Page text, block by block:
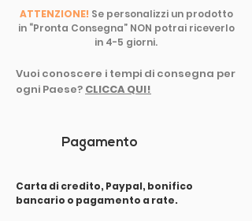
ATTENZIONE! Se personalizzi un prodotto
in “Pronta Consegna” NON potrai riceverlo
in 4-5 giorni.
Vuoi conoscere i tempi di consegna per
ogni Paese? CLICCA QUI!
Pagamento
Carta di credito, Paypal, bonifico
bancario o pagamento a rate.